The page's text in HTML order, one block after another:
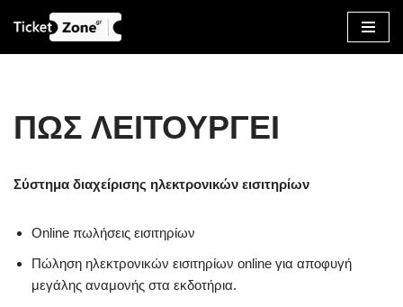
ΠΩΣ ΛΕΙΤΟΥΡΓΕΙ
Σύστημα διαχείρισης ηλεκτρονικών εισιτηρίων
Online πωλήσεις εισιτηρίων
Πώληση ηλεκτρονικών εισιτηρίων online για αποφυγή
μεγάλης αναμονής στα εκδοτήρια.